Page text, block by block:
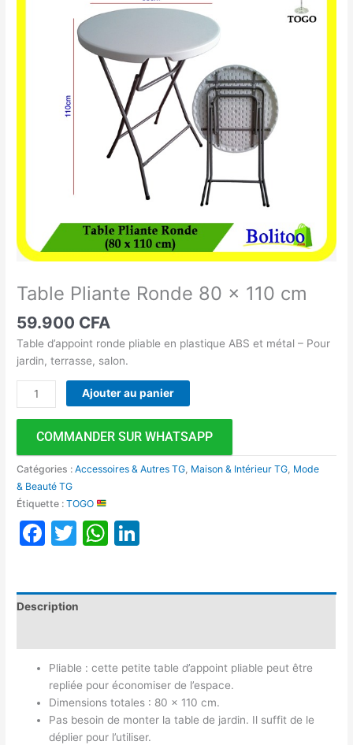
Table Pliante Ronde 80 x 110 cm
59.900 CFA
Table d’appoint ronde pliable en plastique ABS et métal – Pour
jardin, terrasse, salon.
Ajouter au panier
COMMANDER SUR WHATSAPP
Catégories :Accessoires & Autres TG Maison & Intérieur TG Mode
& Beauté TG
Étiquette :TOGO
Facebook
TwitterWhatsApp
Description
Pliable : cette petite table d’appoint pliable peut être
repliée pour économiser de l’espace.
Dimensions totales : 80 x 110 cm.
Pas besoin de monter la table de jardin. Il suffit de le
déplier pour l’utiliser.